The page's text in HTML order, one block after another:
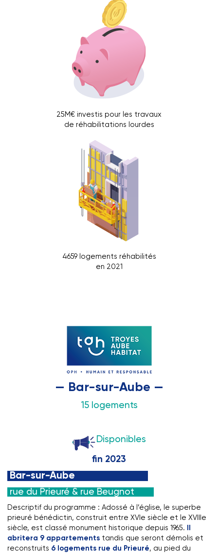
25M€ investis pour les travaux
de réhabilitations lourdes
4659 logements réhabilités
en 2021
— Bar-sur-Aube —
15 logements
Disponibles
fin 2023
Bar-sur-Aube
rue du Prieuré & rue Beugnot
Descriptif du programme : Adossé à l’église, le superbe
prieuré bénédictin, construit entre XVIe siècle et le XVIIIe
siècle, est classé monument historique depuis 1965.
abritera 9 appartements tandis que seront démolis et
reconstruits 6 logements rue du Prieuré, au pied du